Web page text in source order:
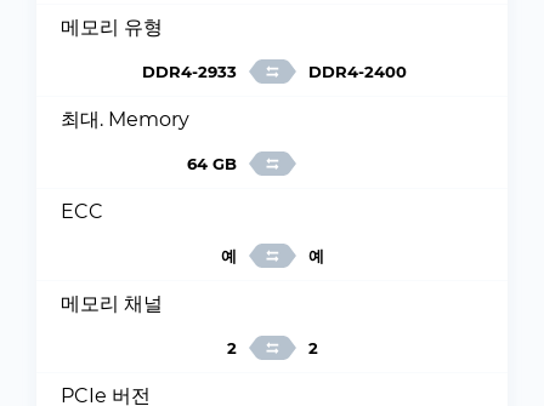
메모리 유형
DDR4-2933 DDR4-2400
최대. Memory
64 GB
ECC
예 예
메모리 채널
2 2
PCIe 버전